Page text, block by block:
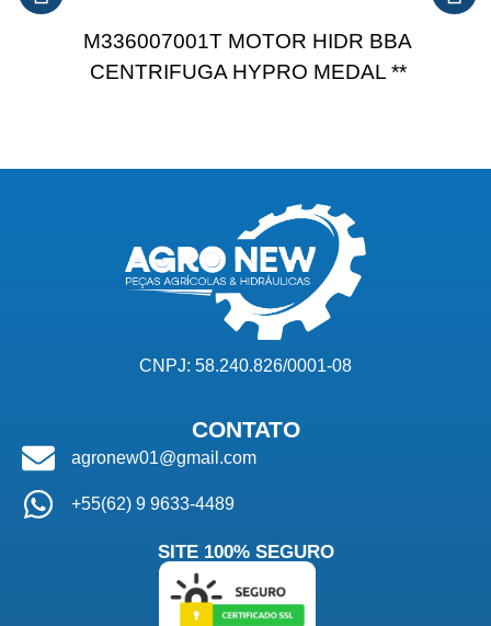
M336007001T MOTOR HIDR BBA
CENTRIFUGA HYPRO MEDAL **
CNPJ: 58.240.826/0001-08
CONTATO
agronew01@gmail.com
+55(62) 9 9633-4489
SITE 100% SEGURO